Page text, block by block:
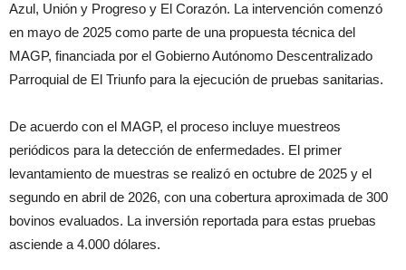
Azul, Unión y Progreso y El Corazón. La intervención comenzó
en mayo de 2025 como parte de una propuesta técnica del
MAGP, financiada por el Gobierno Autónomo Descentralizado
Parroquial de El Triunfo para la ejecución de pruebas sanitarias.
De acuerdo con el MAGP, el proceso incluye muestreos
periódicos para la detección de enfermedades. El primer
levantamiento de muestras se realizó en octubre de 2025 y el
segundo en abril de 2026, con una cobertura aproximada de 300
bovinos evaluados. La inversión reportada para estas pruebas
asciende a 4.000 dólares.